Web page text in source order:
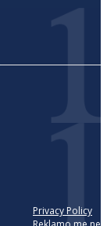
Privacy Policy